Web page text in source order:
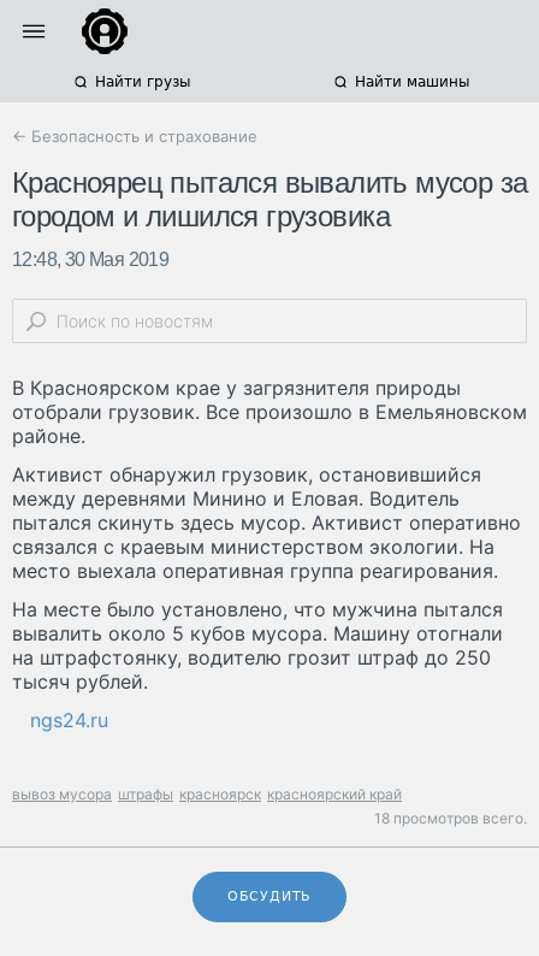
Найти грузы Найти машины
← Безопасность и страхование
Красноярец пытался вывалить мусор за
городом и лишился грузовика
12:48, 30 Мая 2019
В Красноярском крае у загрязнителя природы
отобрали грузовик. Все произошло в Емельяновском
районе.
Активист обнаружил грузовик, остановившийся
между деревнями Минино и Еловая. Водитель
пытался скинуть здесь мусор. Активист оперативно
связался с краевым министерством экологии. На
место выехала оперативная группа реагирования.
На месте было установлено, что мужчина пытался
вывалить около 5 кубов мусора. Машину отогнали
на штрафстоянку, водителю грозит штраф до 250
тысяч рублей.
ngs24.ru
вывоз мусора штрафы красноярск красноярский край
18 просмотров всего.
ОБСУДИТЬ